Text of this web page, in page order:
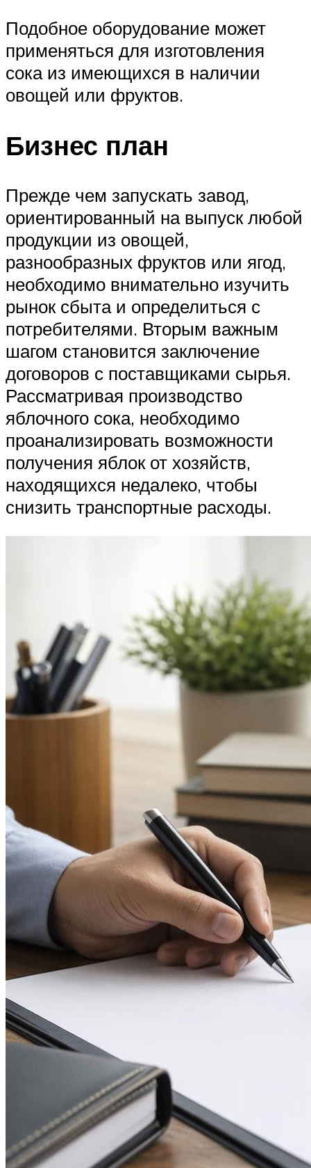
Подобное оборудование может
применяться для изготовления
сока из имеющихся в наличии
овощей или фруктов.
Бизнес план
Прежде чем запускать завод,
ориентированный на выпуск любой
продукции из овощей,
разнообразных фруктов или ягод,
необходимо внимательно изучить
рынок сбыта и определиться с
потребителями. Вторым важным
шагом становится заключение
договоров с поставщиками сырья.
Рассматривая производство
яблочного сока, необходимо
проанализировать возможности
получения яблок от хозяйств,
находящихся недалеко, чтобы
снизить транспортные расходы.